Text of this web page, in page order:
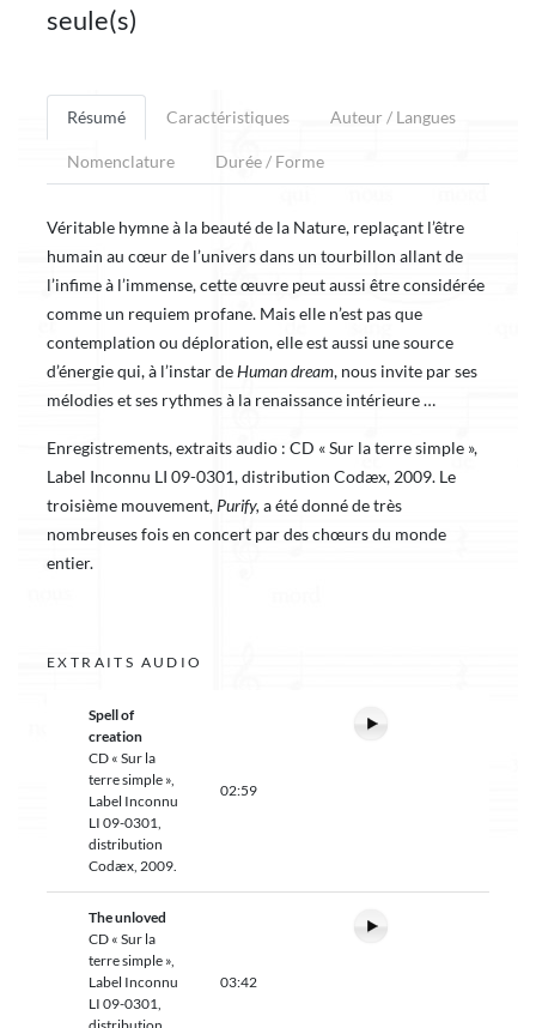
seule(s)
Résumé Caractéristiques Auteur / Langues
Nomenclature Durée / Forme
Véritable hymne à la beauté de la Nature, replaçant l’être
humain au cœur de l’univers dans un tourbillon allant de
l’infime à l’immense, cette œuvre peut aussi être considérée
comme un requiem profane. Mais elle n’est pas que
contemplation ou déploration, elle est aussi une source
d’énergie qui, à l’instar deHuman dream, nous invite par ses
mélodies et ses rythmes à la renaissance intérieure …
Enregistrements, extraits audio : CD « Sur la terre simple »,
Label Inconnu LI 09-0301, distribution Codæx, 2009. Le
troisième mouvement, Purify, a été donné de très
nombreuses fois en concert par des chœurs du monde
entier.
EXTRAITS AUDIO
Spell of
creation
CD « Sur la
terre simple »,
Label Inconnu
LI 09-0301,
distribution
Codæx, 2009.
02:59
The unloved
CD « Sur la
terre simple »,
Label Inconnu
LI 09-0301,
03:42